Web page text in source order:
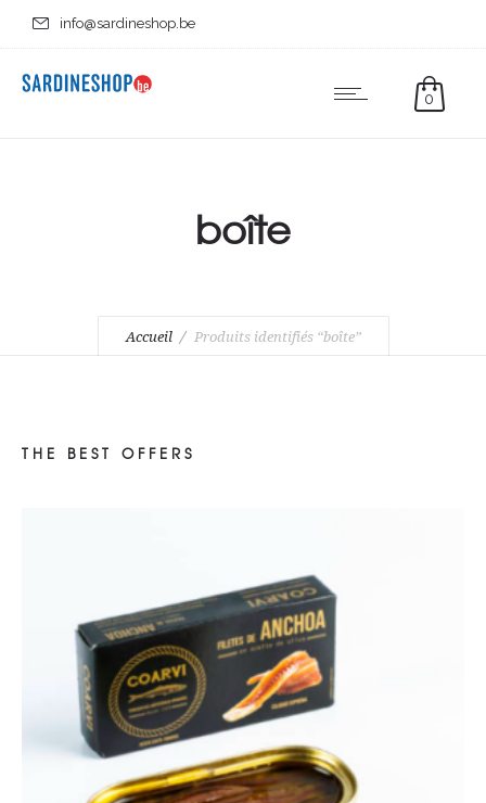
info@sardineshop.be
0
boîte
Accueil Produits identifiés “boîte”
THE BEST OFFERS